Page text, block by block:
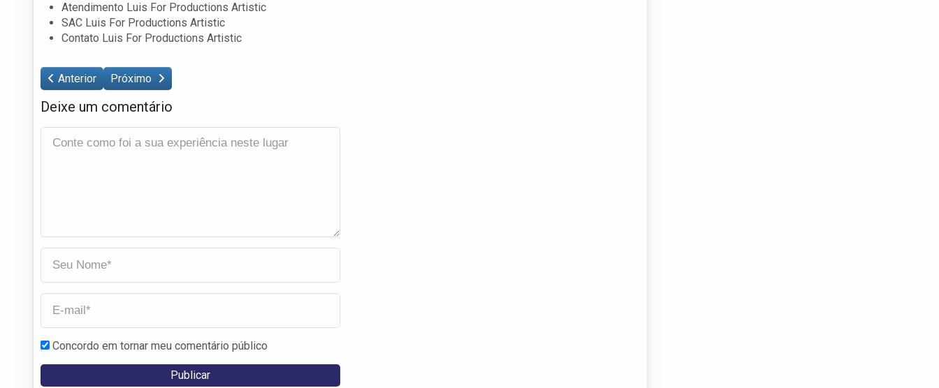
Atendimento Luis For Productions Artistic
SAC Luis For Productions Artistic
Contato Luis For Productions Artistic
Anterior Próximo
Deixe um comentário
Concordo em tornar meu comentário público